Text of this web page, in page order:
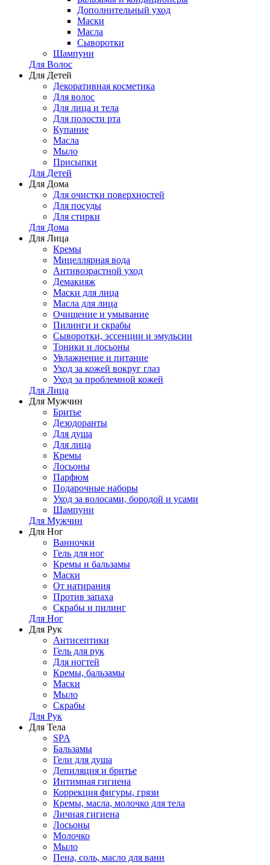
Дополнительный уход
Маски
Масла
Сыворотки
Шампуни
Для Волос
Для Детей
Декоративная косметика
Для волос
Для лица и тела
Для полости рта
Купание
Масла
Мыло
Присыпки
Для Детей
Для Дома
Для очистки поверхностей
Для посуды
Для стирки
Для Дома
Для Лица
Кремы
Мицеллярная вода
Антивозрастной уход
Демакияж
Маски для лица
Масла для лица
Очищение и умывание
Пилинги и скрабы
Сыворотки, эссенции и эмульсии
Тоники и лосьоны
Увлажнение и питание
Уход за кожей вокруг глаз
Уход за проблемной кожей
Для Лица
Для Мужчин
Бритье
Дезодоранты
Для душа
Для лица
Кремы
Лосьоны
Парфюм
Подарочные наборы
Уход за волосами, бородой и усами
Шампуни
Для Мужчин
Для Ног
Ванночки
Гель для ног
Кремы и бальзамы
Маски
От натирания
Против запаха
Скрабы и пилинг
Для Ног
Для Рук
Антисептики
Гель для рук
Для ногтей
Кремы, бальзамы
Маски
Мыло
Скрабы
Для Рук
Для Тела
SPA
Бальзамы
Гели для душа
Депиляция и бритье
Интимная гигиена
Коррекция фигуры, грязи
Кремы, масла, молочко для тела
Личная гигиена
Лосьоны
Молочко
Мыло
Пена, соль, масло для ванн